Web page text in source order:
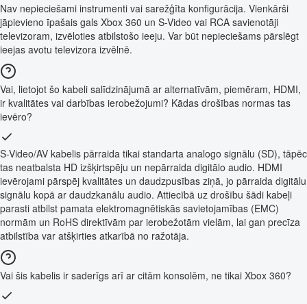
Nav nepieciešami instrumenti vai sarežģīta konfigurācija. Vienkārši
jāpievieno īpašais gals Xbox 360 un S-Video vai RCA savienotāji
televizoram, izvēloties atbilstošo ieeju. Var būt nepieciešams pārslēgt
ieejas avotu televizora izvēlnē.
Vai, lietojot šo kabeli salīdzinājumā ar alternatīvām, piemēram, HDMI,
ir kvalitātes vai darbības ierobežojumi? Kādas drošības normas tas
ievēro?
S-Video/AV kabelis pārraida tikai standarta analogo signālu (SD), tāpēc
tas neatbalsta HD izšķirtspēju un nepārraida digitālo audio. HDMI
ievērojami pārspēj kvalitātes un daudzpusības ziņā, jo pārraida digitālu
signālu kopā ar daudzkanālu audio. Attiecībā uz drošību šādi kabeļi
parasti atbilst pamata elektromagnētiskās savietojamības (EMC)
normām un RoHS direktīvām par ierobežotām vielām, lai gan precīza
atbilstība var atšķirties atkarībā no ražotāja.
Vai šis kabelis ir saderīgs arī ar citām konsolēm, ne tikai Xbox 360?